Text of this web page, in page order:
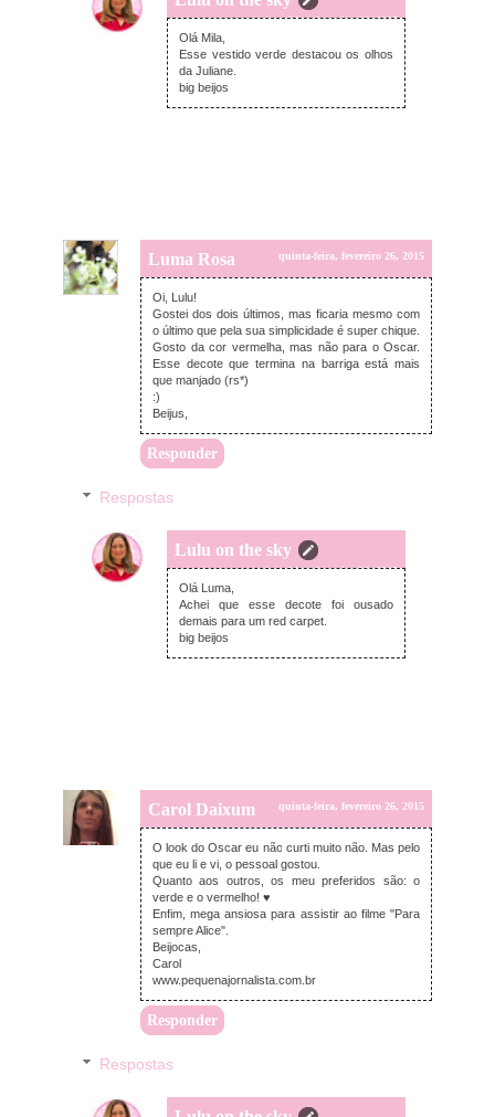
quinta-feira, fevereiro 26, 2015
Olá Mila,
Esse vestido verde destacou os olhos
da Juliane.
big beijos
Luma Rosa quinta-feira, fevereiro 26, 2015
Oi, Lulu!
Gostei dos dois últimos, mas ficaria mesmo com
o último que pela sua simplicidade é super chique.
Gosto da cor vermelha, mas não para o Oscar.
Esse decote que termina na barriga está mais
que manjado (rs*)
:)
Beijus,
Responder
Respostas
Lulu on the sky
quinta-feira, fevereiro 26, 2015
Olá Luma,
Achei que esse decote foi ousado
demais para um red carpet.
big beijos
Carol Daixum quinta-feira, fevereiro 26, 2015
O look do Oscar eu não curti muito não. Mas pelo
que eu li e vi, o pessoal gostou.
Quanto aos outros, os meu preferidos são: o
verde e o vermelho! ♥
Enfim, mega ansiosa para assistir ao filme "Para
sempre Alice".
Beijocas,
Carol
www.pequenajornalista.com.br
Responder
Respostas